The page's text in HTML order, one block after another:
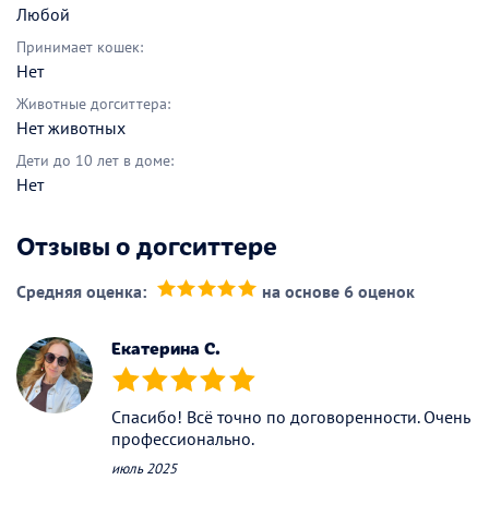
Любой
Принимает кошек:
Нет
Животные догситтера:
Нет животных
Дети до 10 лет в доме:
Нет
Отзывы о догситтере
Средняя оценка: на основе 6 оценок
Екатерина С.
(*) (*) (*) (*) (*)
Спасибо! Всё точно по договоренности. Очень
профессионально.
июль 2025